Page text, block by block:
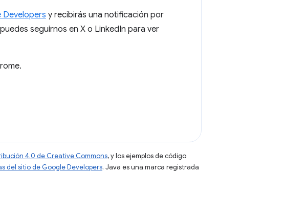
Developers y recibirás una notificación por
seguirnos en X o LinkedIn para ver
4.0 de Creative Commons, y los ejemplos de código
del sitio de Google Developers. Java es una marca registrada